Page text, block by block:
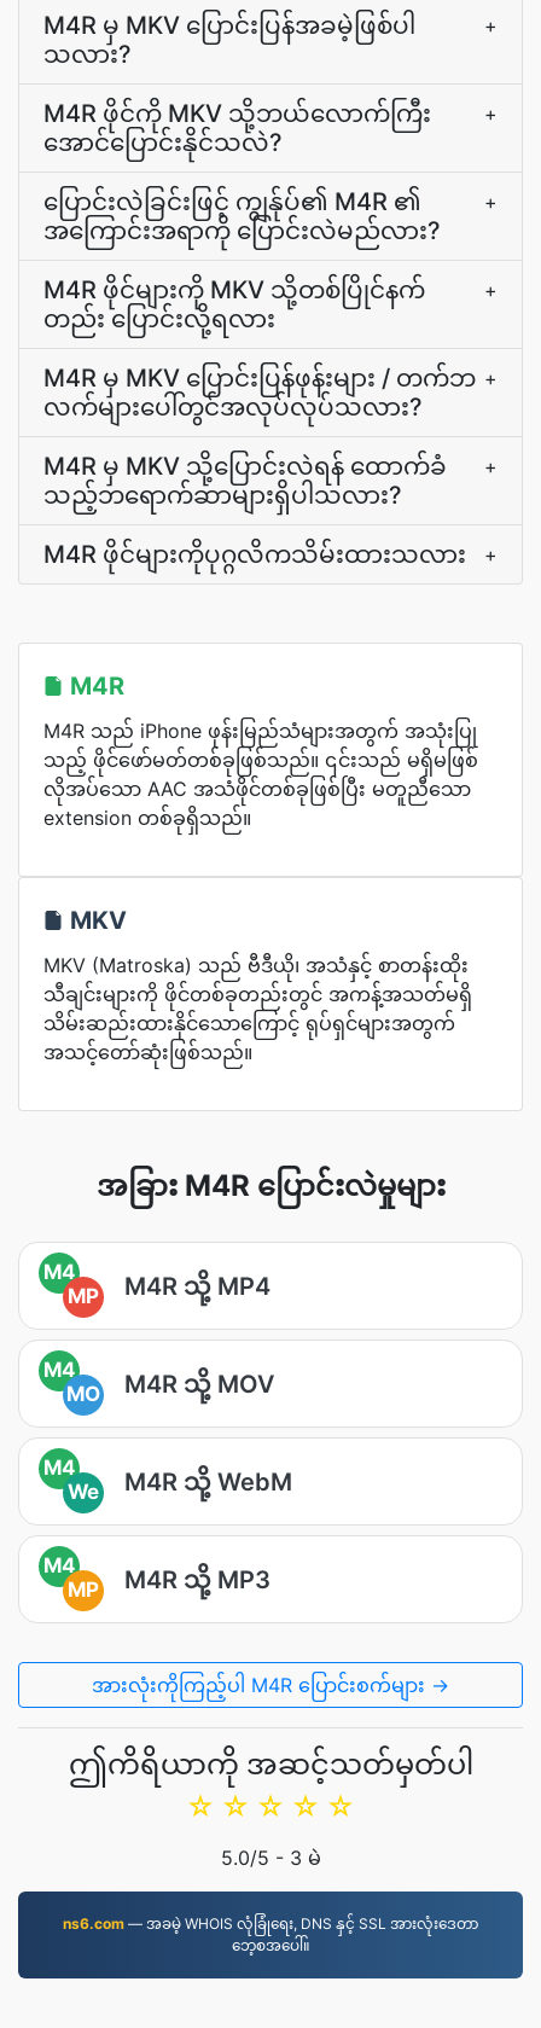
M4R မှ MKV ပြောင်းပြန်အခမဲ့ဖြစ်ပါ
သလား?
+
M4R ဖိုင်ကို MKV သို့ဘယ်လောက်ကြီး
အောင်ပြောင်းနိုင်သလဲ?
+
ပြောင်းလဲခြင်းဖြင့် ကျွန်ုပ်၏ M4R ၏
အကြောင်းအရာကို ပြောင်းလဲမည်လား?
+
M4R ဖိုင်များကို MKV သို့တစ်ပြိုင်နက်
တည်း ပြောင်းလို့ရလား
+
M4R မှ MKV ပြောင်းပြန်ဖုန်းများ / တက်ဘ
လက်များပေါ်တွင်အလုပ်လုပ်သလား?
+
M4R မှ MKV သို့ပြောင်းလဲရန် ထောက်ခံ
သည့်ဘရောက်ဆာများရှိပါသလား?
+
M4R ဖိုင်များကိုပုဂ္ဂလိကသိမ်းထားသလား +
M4R
M4R သည် iPhone ဖုန်းမြည်သံများအတွက် အသုံးပြု
သည့် ဖိုင်ဖော်မတ်တစ်ခုဖြစ်သည်။ ၎င်းသည် မရှိမဖြစ်
လိုအပ်သော AAC အသံဖိုင်တစ်ခုဖြစ်ပြီး မတူညီသော
extension တစ်ခုရှိသည်။
MKV
MKV (Matroska) သည် ဗီဒီယို၊ အသံနှင့် စာတန်းထိုး
သီချင်းများကို ဖိုင်တစ်ခုတည်းတွင် အကန့်အသတ်မရှိ
သိမ်းဆည်းထားနိုင်သောကြောင့် ရုပ်ရှင်များအတွက်
အသင့်တော်ဆုံးဖြစ်သည်။
အခြား M4R ပြောင်းလဲမှုများ
M4
MP
M4R သို့ MP4
M4
MO
M4R သို့ MOV
M4
We
M4R သို့ WebM
M4
MP
M4R သို့ MP3
အားလုံးကိုကြည့်ပါ M4R ပြောင်းစက်များ →
ဤကိရိယာကို အဆင့်သတ်မှတ်ပါ
☆
☆
☆
☆
☆
5.0/5 - 3 မဲ
ns6.com — အခမဲ့ WHOIS လုံခြုံရေး, DNS နှင့် SSL အားလုံးဒေတာ
ဘေ့စအပေါ်။